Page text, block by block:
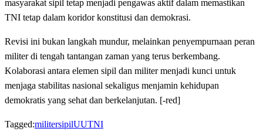
masyarakat sipil tetap menjadi pengawas aktif dalam memastikan
TNI tetap dalam koridor konstitusi dan demokrasi.
Revisi ini bukan langkah mundur, melainkan penyempurnaan peran
militer di tengah tantangan zaman yang terus berkembang.
Kolaborasi antara elemen sipil dan militer menjadi kunci untuk
menjaga stabilitas nasional sekaligus menjamin kehidupan
demokratis yang sehat dan berkelanjutan. [-red]
Tagged:militersipilUUTNI